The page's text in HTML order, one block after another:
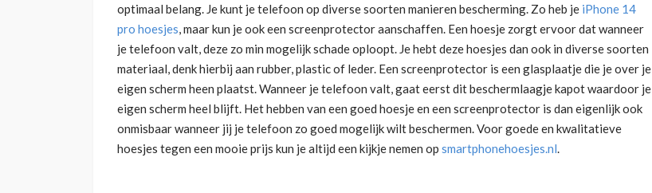
optimaal belang. Je kunt je telefoon op diverse soorten manieren bescherming. Zo heb je iPhone 14
pro hoesjes, maar kun je ook een screenprotector aanschaffen. Een hoesje zorgt ervoor dat wanneer
je telefoon valt, deze zo min mogelijk schade oploopt. Je hebt deze hoesjes dan ook in diverse soorten
materiaal, denk hierbij aan rubber, plastic of leder. Een screenprotector is een glasplaatje die je over je
eigen scherm heen plaatst. Wanneer je telefoon valt, gaat eerst dit beschermlaagje kapot waardoor je
eigen scherm heel blijft. Het hebben van een goed hoesje en een screenprotector is dan eigenlijk ook
onmisbaar wanneer jij je telefoon zo goed mogelijk wilt beschermen. Voor goede en kwalitatieve
hoesjes tegen een mooie prijs kun je altijd een kijkje nemen op smartphonehoesjes.nl.